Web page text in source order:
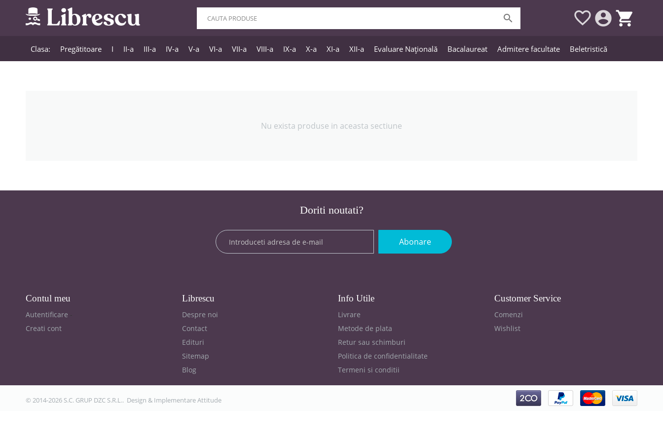
 


Clasa: Pregătitoare I II-a III-a IV-a V-a VI-a VII-a VIII-a IX-a X-a XI-a XII-a Evaluare Națională Bacalaureat Admitere facultate Beletristică
Nu exista produse in aceasta sectiune
Doriti noutati?
Abonare
Contul meu
Autentificare
Creati cont
Librescu
Despre noi
Contact
Edituri
Sitemap
Blog
Info Utile
Livrare
Metode de plata
Retur sau schimburi
Politica de confidentialitate
Termeni si conditii
Customer Service
Comenzi
Wishlist
© 2014-2026 S.C. GRUP DZC S.R.L.. Design & ImplementareAttitude